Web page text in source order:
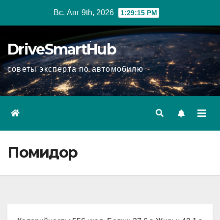
Вс. Авг 9th, 2026 1:29:16 PM
DriveSmartHub
советы эксперта по автомобилю
Помидор